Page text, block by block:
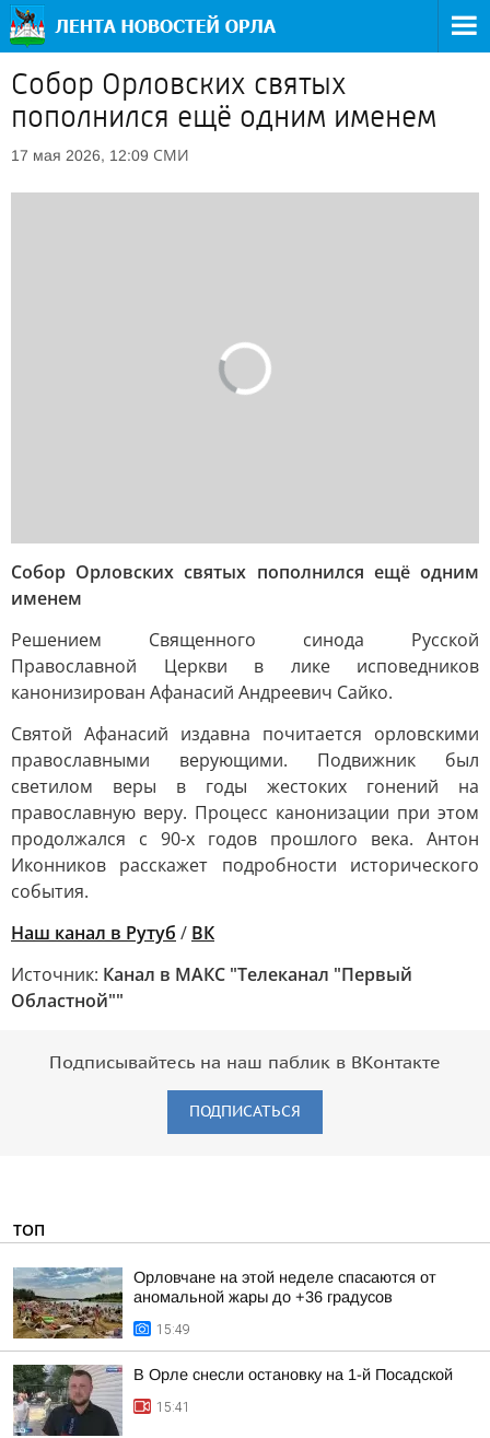
Собор Орловских святых
пополнился ещё одним именем
17 мая 2026, 12:09 СМИ
Собор Орловских святых пополнился ещё одним
именем
Решением Священного синода Русской
Православной Церкви в лике исповедников
канонизирован Афанасий Андреевич Сайко.
Святой Афанасий издавна почитается орловскими
православными верующими. Подвижник был
светилом веры в годы жестоких гонений на
православную веру. Процесс канонизации при этом
продолжался с 90-х годов прошлого века. Антон
Иконников расскажет подробности исторического
события.
Наш канал в Рутуб / ВК
Источник: Канал в МАКС "Телеканал "Первый
Областной""
Подписывайтесь на наш паблик в ВКонтакте
ПОДПИСАТЬСЯ
ТОП
Орловчане на этой неделе спасаются от
аномальной жары до +36 градусов
15:49
В Орле снесли остановку на 1-й Посадской
15:41